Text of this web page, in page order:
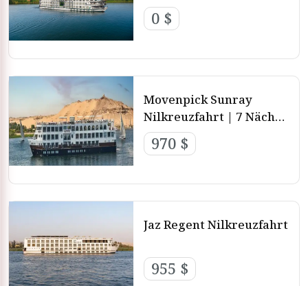
- 4 Nächte - 3 Nächte von
Luxor und Aswan
0 $
Movenpick Sunray
Nilkreuzfahrt | 7 Nächte
- 4 Nächte - 3 Nächte von
Luxor nach Aswan
970 $
Jaz Regent Nilkreuzfahrt
955 $